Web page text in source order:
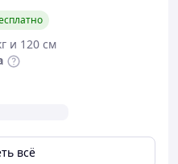
и 120 см
всё